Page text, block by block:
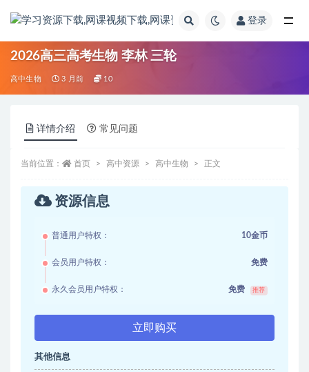
登录
2026高三高考生物 李林 三轮
高中生物 3 月前 10
详情介绍 常见问题
当前位置： 首页 高中资源 高中生物 正文
资源信息
普通用户特权： 10金币
会员用户特权： 免费
永久会员用户特权： 免费 推荐
立即购买
其他信息